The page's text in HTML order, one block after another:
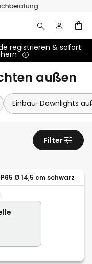
registrieren & sofort
außen
Einbau-Downlights
Ø 14,5 cm schwarz
Filter